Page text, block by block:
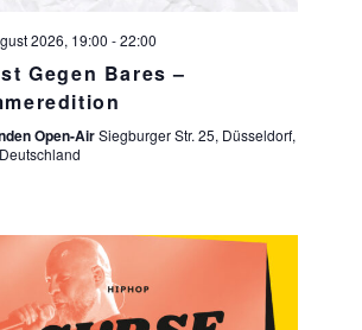
2026, 19:00 -22:00
Gegen Bares –
Open-AirSiegburger Str. 25, Düsseldorf,